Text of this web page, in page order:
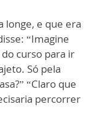
longe, e que era
“Imagine
curso para ir
Só pela
“Claro que
percorrer